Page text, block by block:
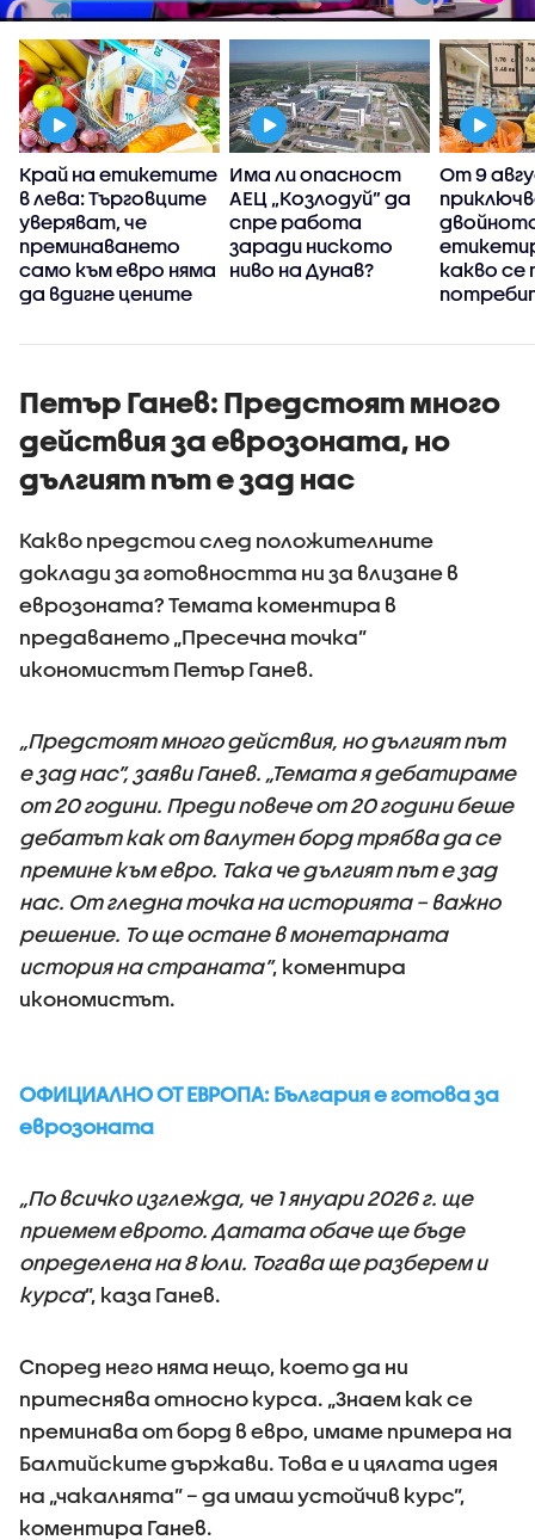
Край на етикетите
в лева: Търговците
уверяват, че
преминаването
само към евро няма
да вдигне цените
Има ли опасност
АЕЦ „Козлодуй” да
спре работа
заради ниското
ниво на Дунав?
От 9
какво се
Петър Ганев: Предстоят много
действия за еврозоната, но
дългият път е зад нас
Какво предстои след положителните
доклади за готовността ни за влизане в
еврозоната? Темата коментира в
предаването „Пресечна точка”
икономистът Петър Ганев.
„Предстоят много действия, но дългият път
е зад нас”, заяви Ганев. „Темата я дебатираме
от 20 години. Преди повече от 20 години беше
дебатът как от валутен борд трябва да се
премине към евро. Така че дългият път е зад
нас. От гледна точка на историята – важно
решение. То ще остане в монетарната
история на страната”, коментира
икономистът.
ОФИЦИАЛНО ОТ ЕВРОПА: България е готова за
еврозоната
„По всичко изглежда, че 1 януари 2026 г. ще
приемем еврото. Датата обаче ще бъде
определена на 8 юли. Тогава ще разберем и
курса”, каза Ганев.
Според него няма нещо, което да ни
притеснява относно курса. „Знаем как се
преминава от борд в евро, имаме примера на
Балтийските държави. Това е и цялата идея
на „чакалнята” – да имаш устойчив курс”,
коментира Ганев.